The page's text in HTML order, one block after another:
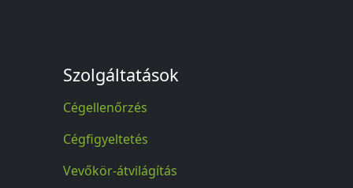
Szolgáltatások
Cégellenőrzés
Cégfigyeltetés
Vevőkör-átvilágítás